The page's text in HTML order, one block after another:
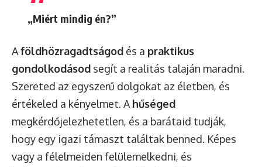
„Miért mindig én?”
Aföldhözragadtságod és a praktikus
gondolkodásod segít a realitás talaján maradni.
Szereted az egyszerű dolgokat az életben, és
értékeled a kényelmet. Ahűséged
megkérdőjelezhetetlen, és a barátaid tudják,
hogy egy igazi támaszt találtak benned. Képes
vagy a félelmeiden felülemelkedni, és